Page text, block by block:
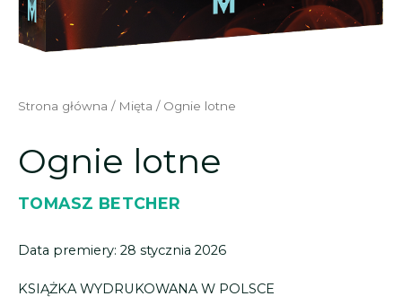
Strona główna / Mięta / Ognie lotne
Ognie lotne
TOMASZ BETCHER
Data premiery: 28 stycznia 2026
KSIĄŻKAWYDRUKOWANAW POLSCE